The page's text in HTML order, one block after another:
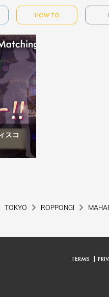
HOW TO
スコ
TOKYO ROPPONGI
TERMS